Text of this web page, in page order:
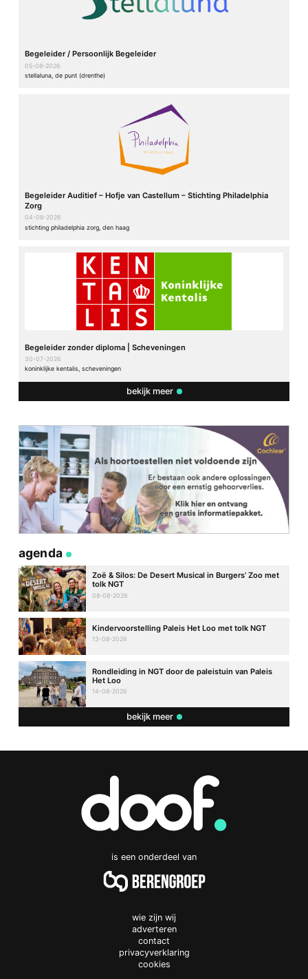
Begeleider / Persoonlijk Begeleider
05-08-2026
stellaluna, de punt (drenthe)
Begeleider Auditief – Hofje van Castellum – Stichting Philadelphia
Zorg
04-08-2026
stichting philadelphia zorg, den haag
Begeleider zonder diploma | Scheveningen
30-07-2026
koninklijke kentalis, scheveningen
bekijk meer
agenda
Zoë & Silos: De Desert Musical in Burgers’ Zoo met
tolk NGT
08-08-2026
Kindervoorstelling Paleis Het Loo met tolk NGT
13-08-2026
Rondleiding in NGT door de paleistuin van Paleis
Het Loo
14-08-2026
bekijk meer
is een onderdeel van
wie zijn wij
adverteren
contact
privacyverklaring
cookies